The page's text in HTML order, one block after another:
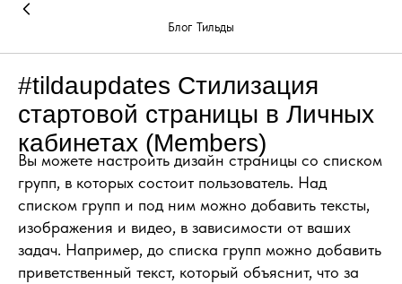
Блог Тильды
#tildaupdates Стилизация
стартовой страницы в Личных
кабинетах (Members)
Вы можете настроить дизайн страницы со списком
групп, в которых состоит пользователь. Над
списком групп и под ним можно добавить тексты,
изображения и видео, в зависимости от ваших
задач. Например, до списка групп можно добавить
приветственный текст, который объяснит, что за